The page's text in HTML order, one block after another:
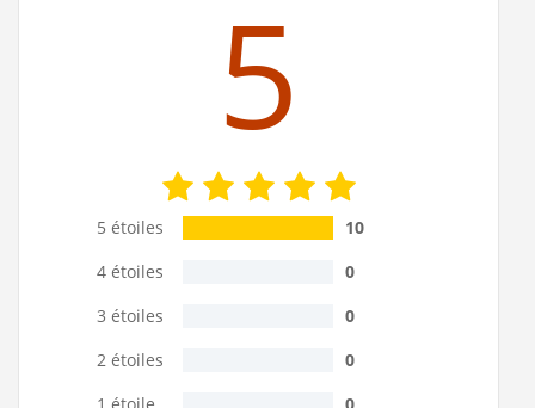
5
5 étoiles
10
4 étoiles
0
3 étoiles
0
2 étoiles
0